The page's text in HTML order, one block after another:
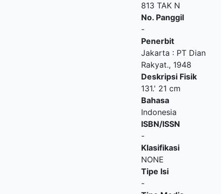
813 TAK N
No. Panggil
-
Penerbit
Jakarta : PT Dian
Rakyat., 1948
Deskripsi Fisik
131.' 21 cm
Bahasa
Indonesia
ISBN/ISSN
-
Klasifikasi
NONE
Tipe Isi
-